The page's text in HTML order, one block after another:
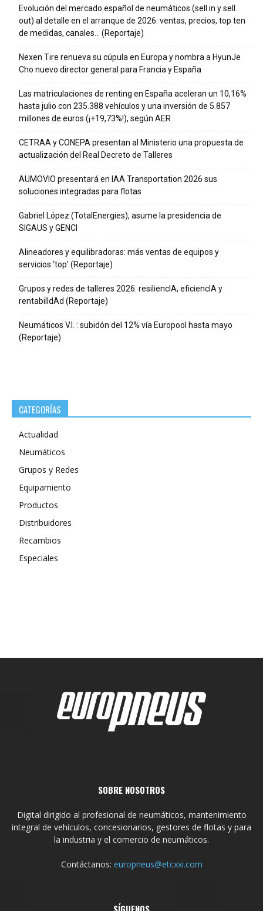
Evolución del mercado español de neumáticos (sell in y sell
out) al detalle en el arranque de 2026: ventas, precios, top ten
de medidas, canales… (Reportaje)
Nexen Tire renueva su cúpula en Europa y nombra a HyunJe
Cho nuevo director general para Francia y España
Las matriculaciones de renting en España aceleran un 10,16%
hasta julio con 235.388 vehículos y una inversión de 5.857
millones de euros (¡+19,73%!), según AER
CETRAA y CONEPA presentan al Ministerio una propuesta de
actualización del Real Decreto de Talleres
AUMOVIO presentará en IAA Transportation 2026 sus
soluciones integradas para flotas
Gabriel López (TotalEnergies), asume la presidencia de
SIGAUS y GENCI
Alineadores y equilibradoras: más ventas de equipos y
servicios ‘top’ (Reportaje)
Grupos y redes de talleres 2026: resiliencIA, eficiencIA y
rentabilIdAd (Reportaje)
Neumáticos V.I. : subidón del 12% vía Europool hasta mayo
(Reportaje)
CATEGORÍAS
Actualidad
Neumáticos
Grupos y Redes
Equipamiento
Productos
Distribuidores
Recambios
Especiales
SOBRE NOSOTROS
Digital dirigido al profesional de neumáticos, mantenimiento
integral de vehículos, concesionarios, gestores de flotas y para
la industria y el comercio de neumáticos.
Contáctanos: europneus@etcxxi.com